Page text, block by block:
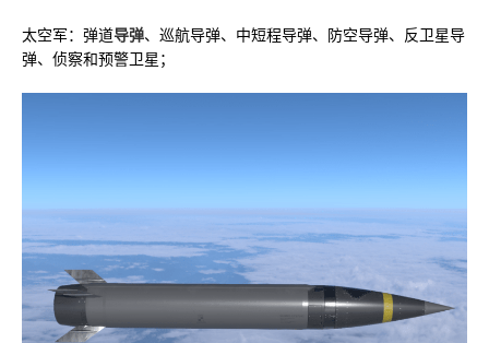
太空军：弹道导弹、巡航导弹、中短程导弹、防空导弹、反卫星导
弹、侦察和预警卫星；